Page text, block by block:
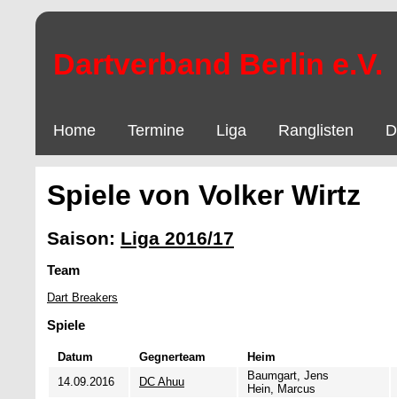
Dartverband Berlin e.V.
Home Termine Liga Ranglisten
Spiele von Volker Wirtz
Saison: Liga 2016/17
Team
Dart Breakers
Spiele
Datum Gegnerteam
Heim
14.09.2016
DC Ahuu
Baumgart, Jens
Hein, Marcus